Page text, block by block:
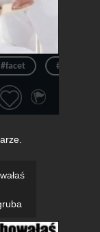
#facet #łóżko